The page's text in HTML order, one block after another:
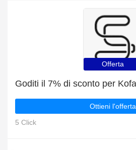
Offerta
Ottieni l'offerta
5 Click